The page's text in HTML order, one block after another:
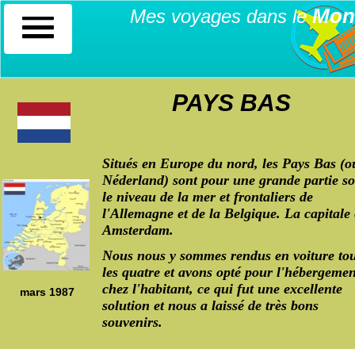
Mes voyages dans le
PAYS BAS
Situés en Europe du nord, les Pays Bas
Néderland) sont pour une grande partie
le niveau de la mer et frontaliers de
l'Allemagne et de la Belgique. La capitale
Amsterdam.
Nous nous y sommes rendus en voiture
les quatre et avons opté pour
chez l'habitant, ce qui fut une excellente
solution et nous a laissé de très bons
souvenirs.
mars 1987